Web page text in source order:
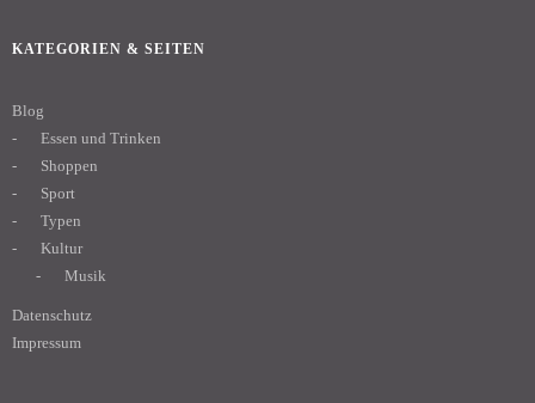
KATEGORIEN & SEITEN
Blog
Essen und Trinken
Shoppen
Sport
Typen
Kultur
Musik
Datenschutz
Impressum